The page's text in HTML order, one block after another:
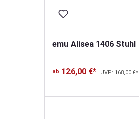
emu Alisea 1406 Stuhl
ab 126,00 €* UVP: 168,00 €*